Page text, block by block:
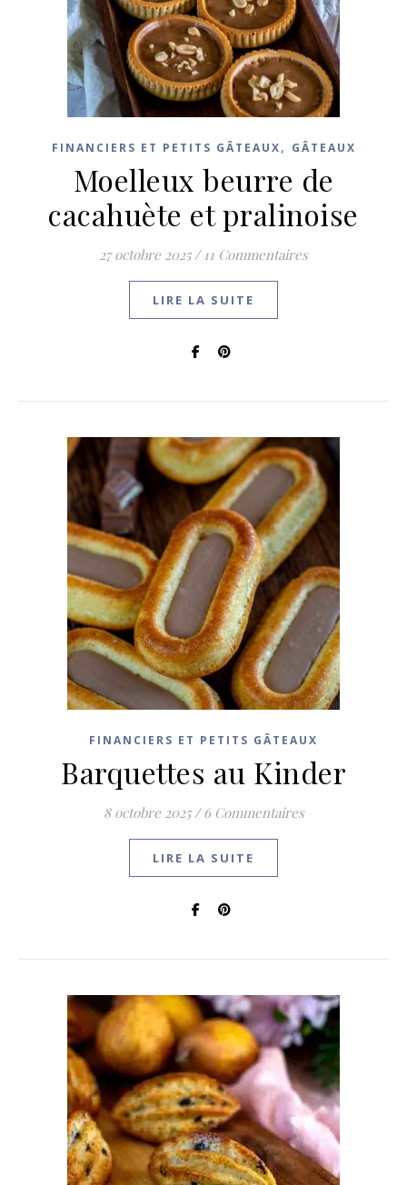
FINANCIERS ET PETITS GÂTEAUX, GÂTEAUX
Moelleux beurre de
cacahuète et pralinoise
27 octobre 2025 / 11 Commentaires
LIRE LA SUITE
FINANCIERS ET PETITS GÂTEAUX
Barquettes au Kinder
8 octobre 2025 / 6 Commentaires
LIRE LA SUITE